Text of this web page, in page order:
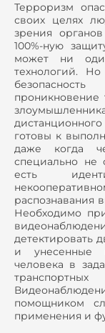
Терроризм
своих целях
зрения
100%-ную
может ни
технологий.
проникновение
готовы к
даже когда
специально не
есть
распознавания
Необходимо
детектировать
и унесенные
человека в
помощником
применения и